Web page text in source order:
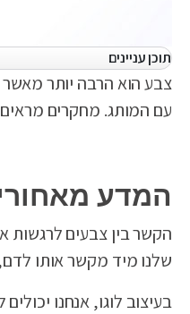
תוכן עניינים
צבע הוא הרבה יותר מאשר
עם המותג. מחקרים מראים שעד 90% מההחלטות המהירות לגבי מוצרים מתבססות על צבע בלבד. אז איך
המדע
הקשר בין צבעים לרגשות
שלנו מיד מקשר אותו
בעיצוב לוגו, אנחנו